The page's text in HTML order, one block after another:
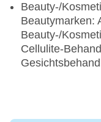
Beauty-/
Beautymarken:
Beauty-/
Cellulite-